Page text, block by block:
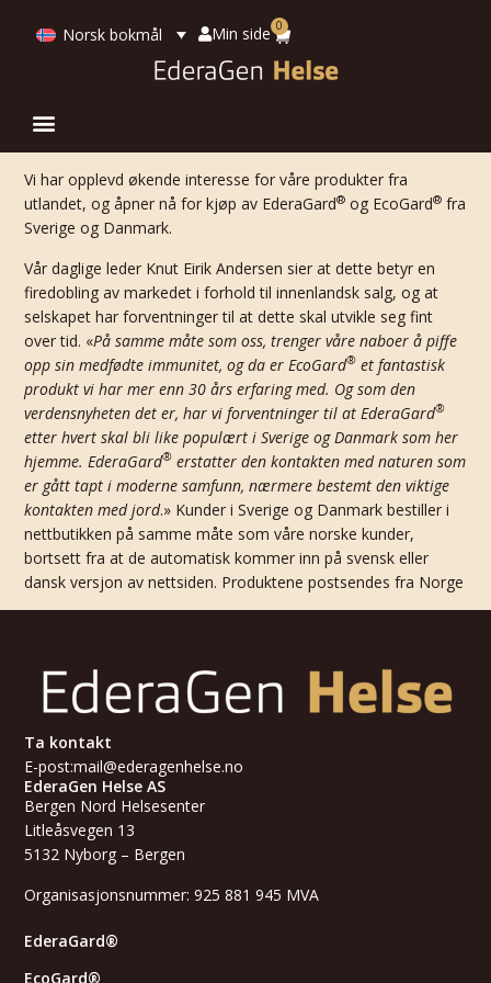
Norsk bokmål Min side 0
Vi har opplevd økende interesse for våre produkter fra
utlandet, og åpner nå for kjøp av EderaGard® og EcoGard® fra
Sverige og Danmark.
Vår daglige leder Knut Eirik Andersen sier at dette betyr en
firedobling av markedet i forhold til innenlandsk salg, og at
selskapet har forventninger til at dette skal utvikle seg fint
over tid. «På samme måte som oss, trenger våre naboer å piffe
opp sin medfødte immunitet, og da er EcoGard® et fantastisk
produkt vi har mer enn 30 års erfaring med. Og som den
verdensnyheten det er, har vi forventninger til at EderaGard®
etter hvert skal bli like populært i Sverige og Danmark som her
hjemme. EderaGard® erstatter den kontakten med naturen som
er gått tapt i moderne samfunn, nærmere bestemt den viktige
kontakten med jord.» Kunder i Sverige og Danmark bestiller i
nettbutikken på samme måte som våre norske kunder,
bortsett fra at de automatisk kommer inn på svensk eller
dansk versjon av nettsiden. Produktene postsendes fra Norge
Ta kontakt
E-post:mail@ederagenhelse.no
EderaGen Helse AS
Bergen Nord Helsesenter
Litleåsvegen 13
5132 Nyborg – Bergen
Organisasjonsnummer: 925 881 945 MVA
EderaGard®
EcoGard®